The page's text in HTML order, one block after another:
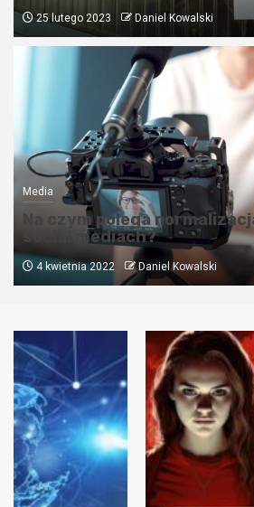
25 lutego 2023 Daniel Kowalski
Media
Na czym polega
social mediach?
4 kwietnia 2022 Daniel Kowalski